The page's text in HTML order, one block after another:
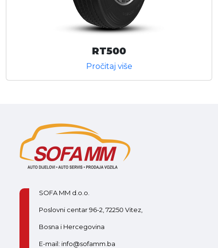
RT500
Pročitaj više
SOFA MM d.o.o.
Poslovni centar 96-2, 72250 Vitez,
Bosna i Hercegovina
E-mail: info@sofamm.ba